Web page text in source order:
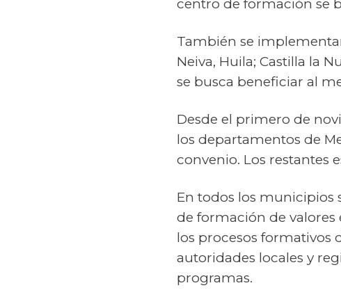
centro de formación se
También se
Neiva, Huila; Castilla la
se busca beneficiar al
Desde el primero de
los departamentos de
convenio. Los restantes
En todos los municipios
de formación de valores
los procesos formativos
autoridades locales y
programas.